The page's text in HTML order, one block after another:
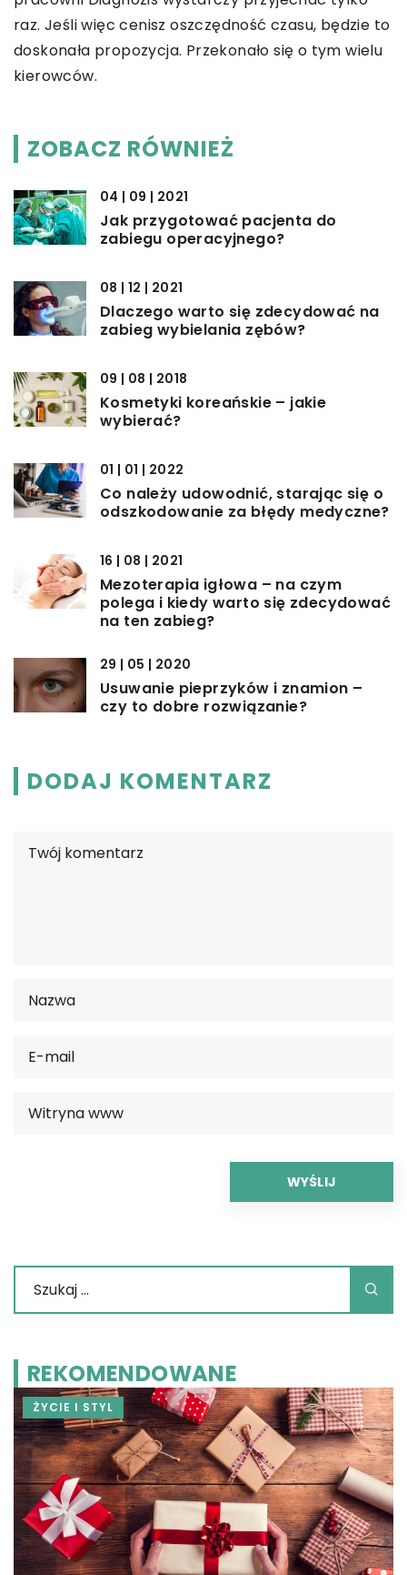
raz. Jeśli więc cenisz oszczędność czasu, będzie to
doskonała propozycja. Przekonało się o tym wielu
kierowców.
ZOBACZ RÓWNIEŻ
04 | 09 | 2021
Jak przygotować pacjenta do
zabiegu operacyjnego?
08 | 12 | 2021
Dlaczego warto się zdecydować na
zabieg wybielania zębów?
09 | 08 | 2018
Kosmetyki koreańskie – jakie
wybierać?
01 | 01 | 2022
Co należy udowodnić, starając się o
odszkodowanie za błędy medyczne?
16 | 08 | 2021
Mezoterapia igłowa – na czym
polega i kiedy warto się zdecydować
na ten zabieg?
29 | 05 | 2020
Usuwanie pieprzyków i znamion –
czy to dobre rozwiązanie?
DODAJ KOMENTARZ
REKOMENDOWANE
ŻYCIE I STYL